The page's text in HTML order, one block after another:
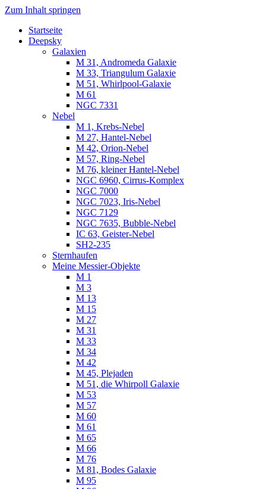
Zum Inhalt springen
Luvima – Astrofotografie
Astrofotografie in Norddeutschland
Startseite
Deepsky
Galaxien
M 31, Andromeda Galaxie
M 33, Triangulum Galaxie
M 51, Whirlpool-Galaxie
M 61
NGC 7331
Nebel
M 1, Krebs-Nebel
M 27, Hantel-Nebel
M 42, Orion-Nebel
M 57, Ring-Nebel
M 76, kleiner Hantel-Nebel
NGC 6960, Cirrus-Komplex
NGC 7000
NGC 7023, Iris-Nebel
NGC 7129
NGC 7635, Bubble-Nebel
IC 63, Geister-Nebel
SH2-235
Sternhaufen
Meine Messier-Objekte
M 1
M 3
M 13
M 15
M 27
M 31
M 33
M 34
M 42
M 45, Plejaden
M 51, die Whirpoll Galaxie
M 53
M 57
M 60
M 61
M 65
M 66
M 76
M 81, Bodes Galaxie
M 95